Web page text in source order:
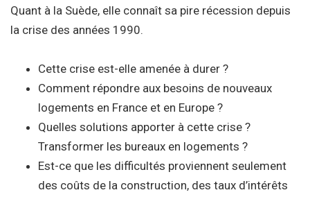
Quant à la Suède, elle connaît sa pire récession depuis
la crise des années 1990.
Cette crise est-elle amenée à durer ?
Comment répondre aux besoins de nouveaux
logements en France et en Europe ?
Quelles solutions apporter à cette crise ?
Transformer les bureaux en logements ?
Est-ce que les difficultés proviennent seulement
des coûts de la construction, des taux d’intérêts